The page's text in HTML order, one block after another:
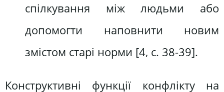
спілкування між людьми або
допомогти наповнити новим
змістом старі норми [4, c. 38-39].
Конструктивні функції конфлікту на